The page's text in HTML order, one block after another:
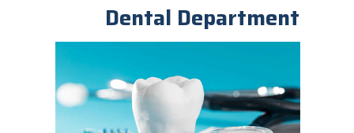
Dental Department